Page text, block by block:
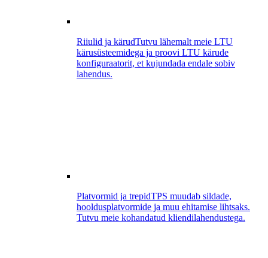
Riiulid ja kärudTutvu lähemalt meie LTU
kärusüsteemidega ja proovi LTU kärude
konfiguraatorit, et kujundada endale sobiv
lahendus.
Platvormid ja trepidTPS muudab sildade,
hooldusplatvormide ja muu ehitamise lihtsaks.
Tutvu meie kohandatud kliendilahendustega.